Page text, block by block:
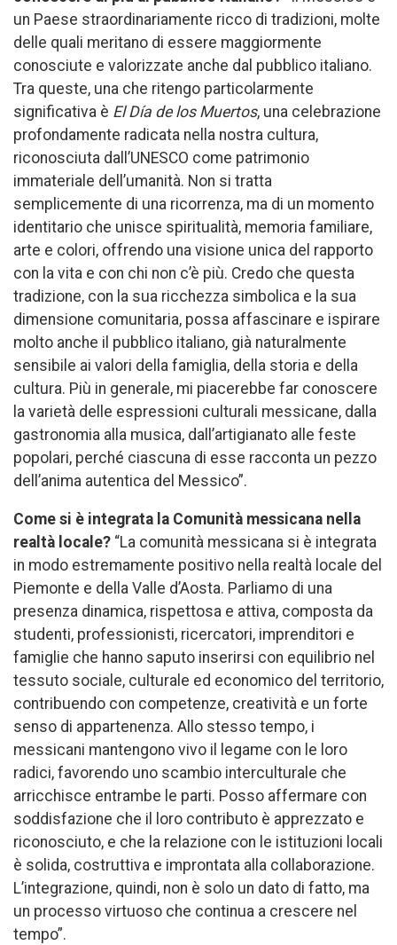
un Paese straordinariamente ricco di tradizioni, molte
delle quali meritano di essere maggiormente
conosciute e valorizzate anche dal pubblico italiano.
Tra queste, una che ritengo particolarmente
significativa è El Día de los Muertos, una celebrazione
profondamente radicata nella nostra cultura,
riconosciuta dall’UNESCO come patrimonio
immateriale dell’umanità. Non si tratta
semplicemente di una ricorrenza, ma di un momento
identitario che unisce spiritualità, memoria familiare,
arte e colori, offrendo una visione unica del rapporto
con la vita e con chi non c’è più. Credo che questa
tradizione, con la sua ricchezza simbolica e la sua
dimensione comunitaria, possa affascinare e ispirare
molto anche il pubblico italiano, già naturalmente
sensibile ai valori della famiglia, della storia e della
cultura. Più in generale, mi piacerebbe far conoscere
la varietà delle espressioni culturali messicane, dalla
gastronomia alla musica, dall’artigianato alle feste
popolari, perché ciascuna di esse racconta un pezzo
dell’anima autentica del Messico”.
Come si è integrata la Comunità messicana nella
realtà locale? “La comunità messicana si è integrata
in modo estremamente positivo nella realtà locale del
Piemonte e della Valle d’Aosta. Parliamo di una
presenza dinamica, rispettosa e attiva, composta da
studenti, professionisti, ricercatori, imprenditori e
famiglie che hanno saputo inserirsi con equilibrio nel
tessuto sociale, culturale ed economico del territorio,
contribuendo con competenze, creatività e un forte
senso di appartenenza. Allo stesso tempo, i
messicani mantengono vivo il legame con le loro
radici, favorendo uno scambio interculturale che
arricchisce entrambe le parti. Posso affermare con
soddisfazione che il loro contributo è apprezzato e
riconosciuto, e che la relazione con le istituzioni locali
è solida, costruttiva e improntata alla collaborazione.
L’integrazione, quindi, non è solo un dato di fatto, ma
un processo virtuoso che continua a crescere nel
tempo”.